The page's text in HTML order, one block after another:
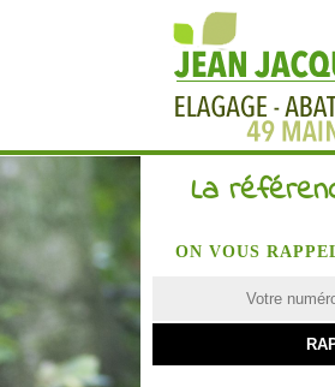
La
ON VOUS